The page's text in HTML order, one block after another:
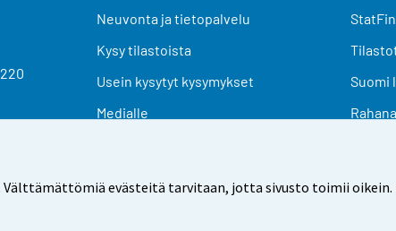
evästeitä tarvitaan, jotta sivusto toimii
Neuvonta ja tietopalvelu
Kysy tilastoista
Usein kysytyt kysymykset
Medialle
Suomi